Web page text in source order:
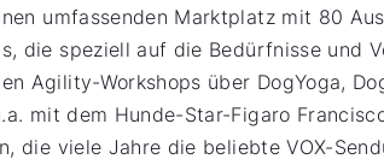
umfassenden Marktplatz mit 80
die speziell auf die Bedürfnisse und
Agility-Workshops über DogYoga,
mit dem Hunde-Star-Figaro
die viele Jahre die beliebte VOX-